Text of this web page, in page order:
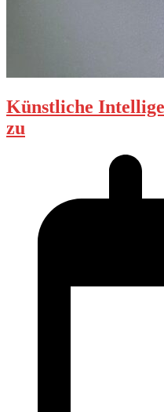
Künstliche
zu